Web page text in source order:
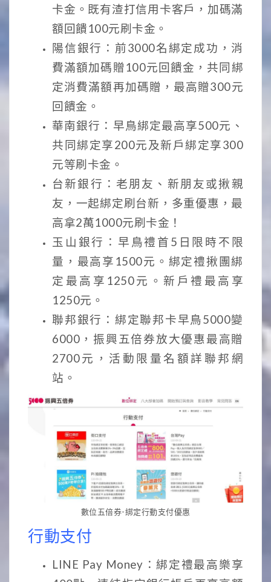
卡金。既有渣打信用卡客戶，加碼滿
額回饋100元刷卡金。
陽信銀行：前3000名綁定成功，消
費滿額加碼贈100元回饋金，共同綁
定消費滿額再加碼贈，最高贈300元
回饋金。
華南銀行：早鳥綁定最高享500元、
共同綁定享200元及新戶綁定享300
元等刷卡金。
台新銀行：老朋友、新朋友或揪親
友，一起綁定刷台新，多重優惠，最
高拿2萬1000元刷卡金！
玉山銀行：早鳥禮首5日限時不限
量，最高享1500元。綁定禮揪團綁
定最高享1250元。新戶禮最高享
1250元。
聯邦銀行：綁定聯邦卡早鳥5000變
6000，振興五倍券放大優惠最高贈
2700元，活動限量名額詳聯邦網
站。
數位五倍券-綁定行動支付優惠
行動支付
LINE Pay Money：綁定禮最高樂享